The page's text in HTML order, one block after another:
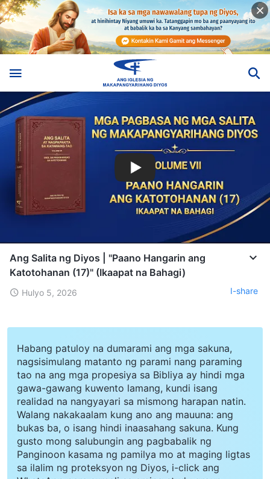
Ang Salita ng Diyos | "Paano Hangarin ang
Katotohanan (17)" (Ikaapat na Bahagi)
Hulyo 5, 2026 I-share
Habang patuloy na dumarami ang mga sakuna,
nagsisimulang matanto ng parami nang paraming
tao na ang mga propesiya sa Bibliya ay hindi mga
gawa-gawang kuwento lamang, kundi isang
realidad na nangyayari sa mismong harapan natin.
Walang nakakaalam kung ano ang mauuna: ang
bukas ba, o isang hindi inaasahang sakuna. Kung
gusto mong salubungin ang pagbabalik ng
Panginoon kasama ng pamilya mo at maging ligtas
sa ilalim ng proteksyon ng Diyos, i-click ang